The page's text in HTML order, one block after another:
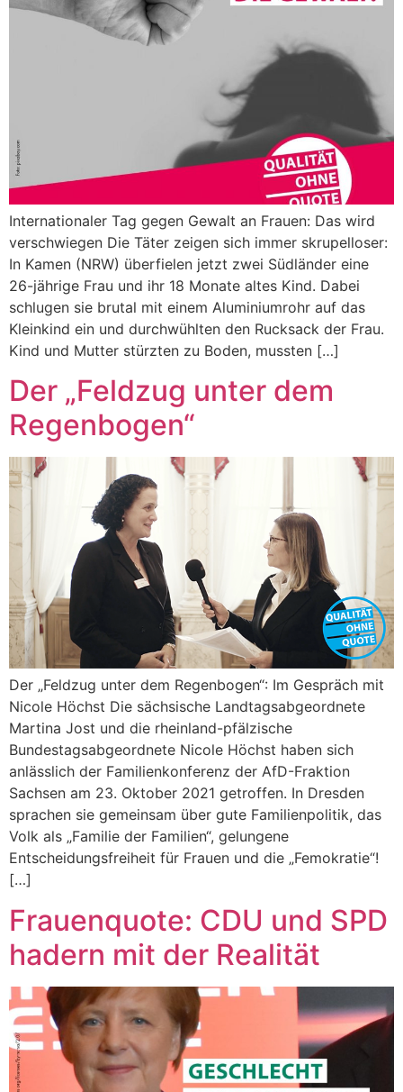
Internationaler Tag gegen Gewalt an Frauen: Das wird
verschwiegen Die Täter zeigen sich immer skrupelloser:
In Kamen (NRW) überfielen jetzt zwei Südländer eine
26-jährige Frau und ihr 18 Monate altes Kind. Dabei
schlugen sie brutal mit einem Aluminiumrohr auf das
Kleinkind ein und durchwühlten den Rucksack der Frau.
Kind und Mutter stürzten zu Boden, mussten […]
Der „Feldzug unter dem
Regenbogen“
Der „Feldzug unter dem Regenbogen“: Im Gespräch mit
Nicole Höchst Die sächsische Landtagsabgeordnete
Martina Jost und die rheinland-pfälzische
Bundestagsabgeordnete Nicole Höchst haben sich
anlässlich der Familienkonferenz der AfD-Fraktion
Sachsen am 23. Oktober 2021 getroffen. In Dresden
sprachen sie gemeinsam über gute Familienpolitik, das
Volk als „Familie der Familien“, gelungene
Entscheidungsfreiheit für Frauen und die „Femokratie“!
[…]
Frauenquote: CDU und SPD
hadern mit der Realität